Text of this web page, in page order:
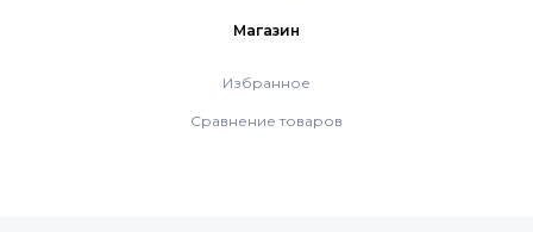
Рециркуляторы воздуха
Магазин
Избранное
Сравнение товаров